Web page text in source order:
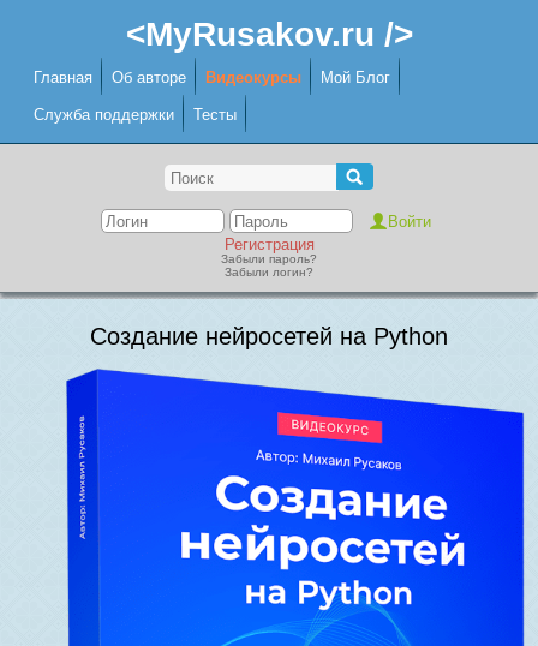
<MyRusakov.ru />
Главная Об авторе Видеокурсы Мой Блог
Служба поддержки Тесты
Регистрация
Забыли пароль?
Забыли логин?
Создание нейросетей на Python